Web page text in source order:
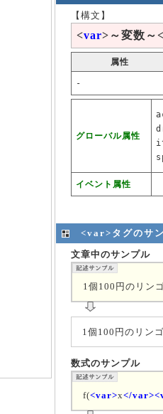
【構文】
<var>～変数～<
属性
-
グローバル属性
イベント属性
<var>タグのサ
文章中のサンプル
1個100円のリン
1個100円のリン
数式のサンプル
f(<var>x</